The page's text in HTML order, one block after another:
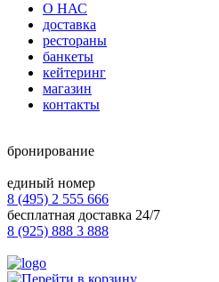
О НАС
доставка
рестораны
банкеты
кейтеринг
магазин
контакты
бронирование
единый номер
8 (495) 2 555 666
бесплатная доставка 24/7
8 (925) 888 3 888